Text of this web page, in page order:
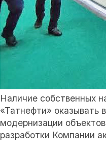
Наличие собственных
«Татнефти» оказывать
модернизации
разработки Компании